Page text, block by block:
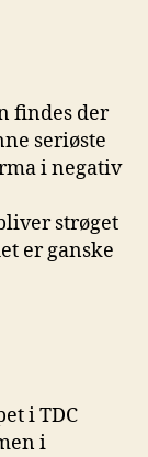
findes der
seriøste
i negativ
strøget
er ganske
i TDC
i